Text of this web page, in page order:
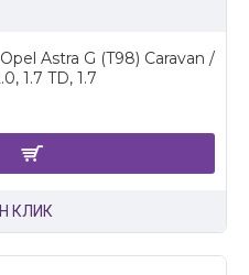
Astra G (T98) Caravan /
1.7 TD, 1.7
КЛИК